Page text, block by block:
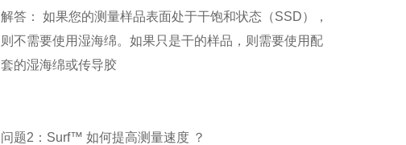
解答： 如果您的测量样品表面处于干饱和状态（SSD），
则不需要使用湿海绵。如果只是干的样品，则需要使用配
套的湿海绵或传导胶
问题2：Surf™ 如何提高测量速度 ？